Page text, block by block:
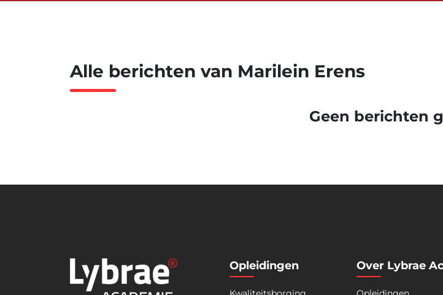
Alle berichten van Marilein Erens
Geen berichten
Opleidingen Over Lybrae